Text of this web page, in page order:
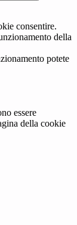
consentire.
della
potete
essere
della cookie